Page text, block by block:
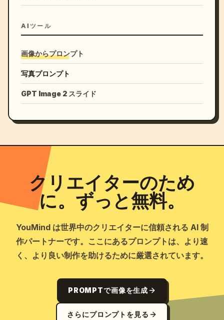
AIツール
画像からプロンプト
写真プロンプト
GPT Image 2 スライド
クリエイターのため
に。ずっと無料。
YouMind は世界中のクリエイターに信頼される AI 制
作パートナーです。ここにあるプロンプトは、より速
く、より良い制作を助けるために厳選されています。
PROMPTで画像を生成
さらにプロンプトを見る